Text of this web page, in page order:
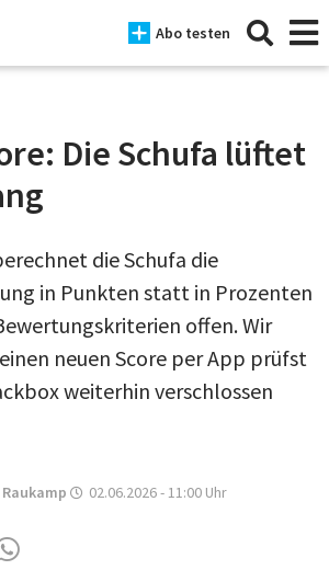
Abo testen
Die Schufa lüftet
die Schufa die
in Punkten statt in Prozenten
offen. Wir
neuen Score per App prüfst
weiterhin verschlossen
02.06.2026 - 11:00 Uhr